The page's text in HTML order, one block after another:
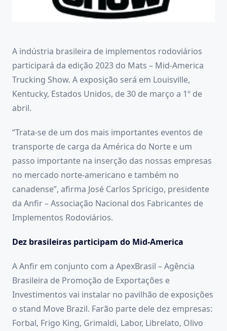
A indústria brasileira de implementos rodoviários
participará da edição 2023 do Mats – Mid-America
Trucking Show. A exposição será em Louisville,
Kentucky, Estados Unidos, de 30 de março a 1º de
abril.
“Trata-se de um dos mais importantes eventos de
transporte de carga da América do Norte e um
passo importante na inserção das nossas empresas
no mercado norte-americano e também no
canadense”, afirma José Carlos Spricigo, presidente
da Anfir – Associação Nacional dos Fabricantes de
Implementos Rodoviários.
Dez brasileiras participam do Mid-America
A Anfir em conjunto com a ApexBrasil – Agência
Brasileira de Promoção de Exportações e
Investimentos vai instalar no pavilhão de exposições
o stand Move Brazil. Farão parte dele dez empresas:
Forbal, Frigo King, Grimaldi, Labor, Librelato, Olivo